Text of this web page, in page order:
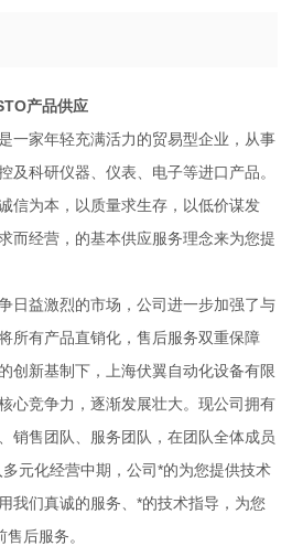
产品供应
一家年轻充满活力的贸易型企业，从事
及科研仪器、仪表、电子等进口产品。
信为本，以质量求生存，以低价谋发
而经营，的基本供应服务理念来为您提
日益激烈的市场，公司进一步加强了与
所有产品直销化，售后服务双重保障
创新基制下，上海伏翼自动化设备有限
心竞争力，逐渐发展壮大。现公司拥有
销售团队、服务团队，在团队全体成员
元化经营中期，公司*的为您提供技术
我们真诚的服务、*的技术指导，为您
后服务。